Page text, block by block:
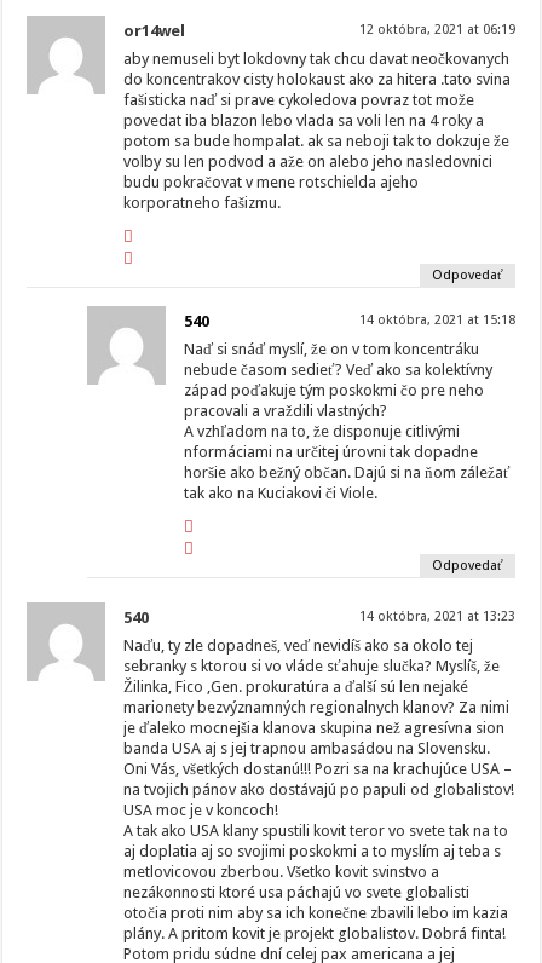
or14wel 12 októbra, 2021 at 06:19
aby nemuseli byt lokdovny tak chcu davat neočkovanych
do koncentrakov cisty holokaust ako za hitera .tato svina
fašisticka naď si prave cykoledova povraz tot može
povedat iba blazon lebo vlada sa voli len na 4 roky a
potom sa bude hompalat. ak sa neboji tak to dokzuje že
volby su len podvod a aže on alebo jeho nasledovnici
budu pokračovat v mene rotschielda ajeho
korporatneho fašizmu.
Odpovedať
540 14 októbra, 2021 at 15:18
Naď si snáď myslí, že on v tom koncentráku
nebude časom sedieť? Veď ako sa kolektívny
západ poďakuje tým poskokmi čo pre neho
pracovali a vraždili vlastných?
A vzhľadom na to, že disponuje citlivými
nformáciami na určitej úrovni tak dopadne
horšie ako bežný občan. Dajú si na ňom záležať
tak ako na Kuciakovi či Viole.
Odpovedať
540 14 októbra, 2021 at 13:23
Naďu, ty zle dopadneš, veď nevidíš ako sa okolo tej
sebranky s ktorou si vo vláde sťahuje slučka? Myslíš, že
Žilinka, Fico ,Gen. prokuratúra a ďalší sú len nejaké
marionety bezvýznamných regionalnych klanov? Za nimi
je ďaleko mocnejšia klanova skupina než agresívna sion
banda USA aj s jej trapnou ambasádou na Slovensku.
Oni Vás, všetkých dostanú!!! Pozri sa na krachujúce USA –
na tvojich pánov ako dostávajú po papuli od globalistov!
USA moc je v koncoch!
A tak ako USA klany spustili kovit teror vo svete tak na to
aj doplatia aj so svojimi poskokmi a to myslím aj teba s
metlovicovou zberbou. Všetko kovit svinstvo a
nezákonnosti ktoré usa páchajú vo svete globalisti
otočia proti nim aby sa ich konečne zbavili lebo im kazia
plány. A pritom kovit je projekt globalistov. Dobrá finta!
Potom pridu súdne dní celej pax americana a jej